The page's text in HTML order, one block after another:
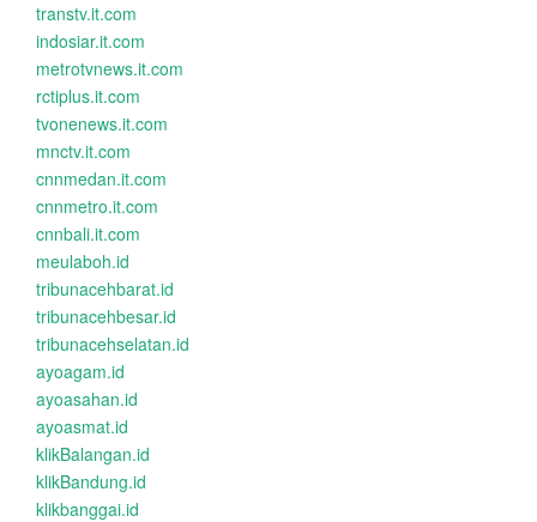
transtv.it.com
indosiar.it.com
metrotvnews.it.com
rctiplus.it.com
tvonenews.it.com
mnctv.it.com
cnnmedan.it.com
cnnmetro.it.com
cnnbali.it.com
meulaboh.id
tribunacehbarat.id
tribunacehbesar.id
tribunacehselatan.id
ayoagam.id
ayoasahan.id
ayoasmat.id
klikBalangan.id
klikBandung.id
klikbanggai.id